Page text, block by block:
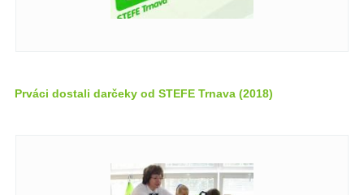
Prváci dostali darčeky od STEFE Trnava (2018)